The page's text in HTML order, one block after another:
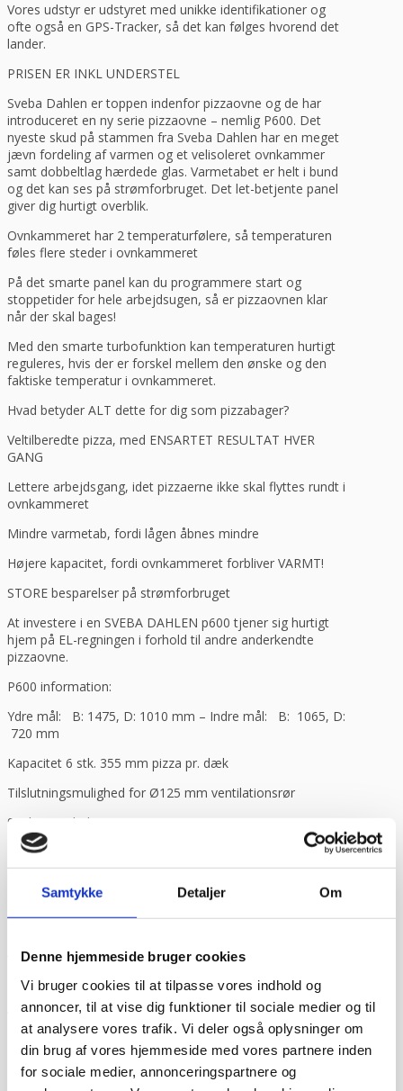
Samtykke Detaljer Om
Denne hjemmeside bruger cookies
Vi bruger cookies til at tilpasse vores indhold og
annoncer, til at vise dig funktioner til sociale medier og til
at analysere vores trafik. Vi deler også oplysninger om
din brug af vores hjemmeside med vores partnere inden
for sociale medier, annonceringspartnere og
Vores udstyr er udstyret med unikke identifikationer og
ofte også en GPS-Tracker, så det kan følges hvorend det
lander.
PRISEN ER INKL UNDERSTEL
Sveba Dahlen er toppen indenfor pizzaovne og de har
introduceret en ny serie pizzaovne – nemlig P600. Det
nyeste skud på stammen fra Sveba Dahlen har en meget
jævn fordeling af varmen og et velisoleret ovnkammer
samt dobbeltlag hærdede glas. Varmetabet er helt i bund
og det kan ses på strømforbruget. Det let-betjente panel
giver dig hurtigt overblik.
Ovnkammeret har 2 temperaturfølere, så temperaturen
føles flere steder i ovnkammeret
På det smarte panel kan du programmere start og
stoppetider for hele arbejdsugen, så er pizzaovnen klar
når der skal bages!
Med den smarte turbofunktion kan temperaturen hurtigt
reguleres, hvis der er forskel mellem den ønske og den
faktiske temperatur i ovnkammeret.
Hvad betyder ALT dette for dig som pizzabager?
Veltilberedte pizza, med ENSARTET RESULTAT HVER
GANG
Lettere arbejdsgang, idet pizzaerne ikke skal flyttes rundt i
ovnkammeret
Mindre varmetab, fordi lågen åbnes mindre
Højere kapacitet, fordi ovnkammeret forbliver VARMT!
STORE besparelser på strømforbruget
At investere i en SVEBA DAHLEN p600 tjener sig hurtigt
hjem på EL-regningen i forhold til andre anderkendte
pizzaovne.
P600 information:
Ydre mål: B: 1475, D: 1010 mm – Indre mål: B: 1065, D:
720 mm
Kapacitet 6 stk. 355 mm pizza pr. dæk
Tilslutningsmulighed for Ø125 mm ventilationsrør
9,5 kW pr. dæk
PRISEN ER INKL. UNERSTEL
Herunder finder du relevante dokumenter til
LANGTIDSLEJE – Pizzaovn 2x 6 pizzaer Sveba Dahlen
Fødevaredokumentation
Stil et spørgsmål til varen her:
Har du spørgsmål til produktet, så udfyld formularen og vi
vender tilbage hurtigst muligt.
Navn *